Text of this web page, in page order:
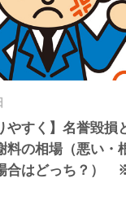
やすく】名誉毀損
料の相場（悪い・
合はどっち？）